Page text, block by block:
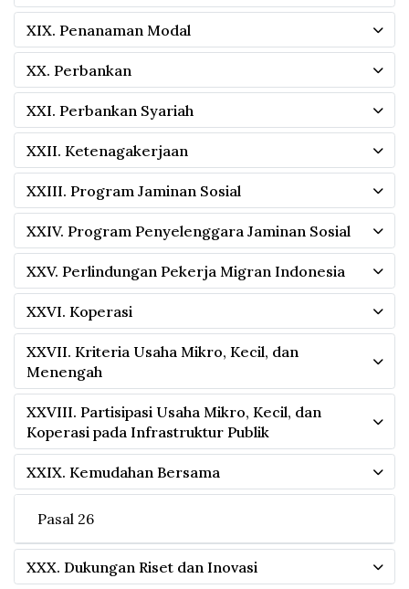
XIX. Penanaman Modal
XX. Perbankan
XXI. Perbankan Syariah
XXII. Ketenagakerjaan
XXIII. Program Jaminan Sosial
XXIV. Program Penyelenggara Jaminan Sosial
XXV. Perlindungan Pekerja Migran Indonesia
XXVI. Koperasi
XXVII. Kriteria Usaha Mikro, Kecil, dan
Menengah
XXVIII. Partisipasi Usaha Mikro, Kecil, dan
Koperasi pada Infrastruktur Publik
XXIX. Kemudahan Bersama
Pasal 26
XXX. Dukungan Riset dan Inovasi